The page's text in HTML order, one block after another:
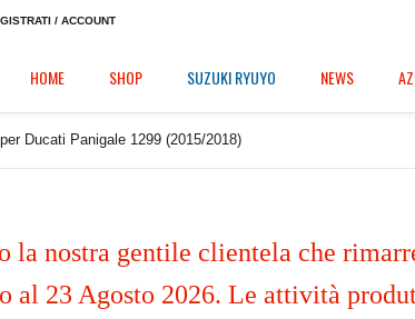
/ ACCOUNT
HOME SHOP SUZUKI RYUYO NEWS
Ducati Panigale 1299 (2015/2018)
la nostra gentile clientela che
al 23 Agosto 2026. Le attività